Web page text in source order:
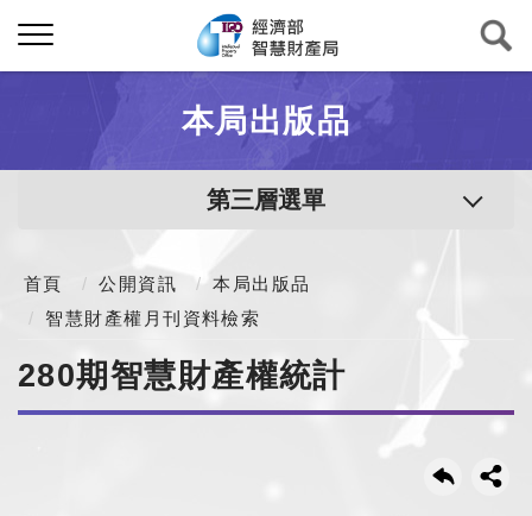
本局出版品
第三層選單
首頁 公開資訊
本局出版品
智慧財產權月刊資料檢索
280期智慧財產權統計